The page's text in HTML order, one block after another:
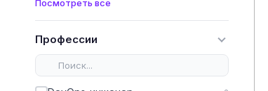
Посмотреть все
Профессии